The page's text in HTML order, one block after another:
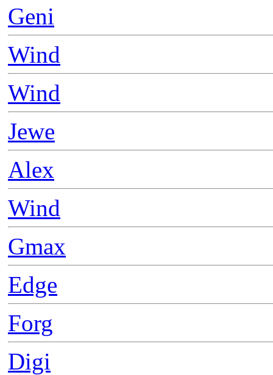
Geni
Wind
Wind
Jewe
Alex
Wind
Gmax
Edge
Forg
Digi